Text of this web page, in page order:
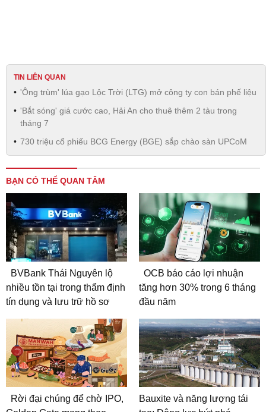
TIN LIÊN QUAN
'Ông trùm' lúa gạo Lộc Trời (LTG) mở công ty con bán phế liệu
'Bắt sóng' giá cước cao, Hải An cho thuê thêm 2 tàu trong
tháng 7
730 triệu cổ phiếu BCG Energy (BGE) sắp chào sàn UPCoM
BẠN CÓ THỂ QUAN TÂM
BVBank Thái Nguyên lộ
nhiều tồn tại trong thẩm định
tín dụng và lưu trữ hồ sơ
OCB báo cáo lợi nhuận
tăng hơn 30% trong 6 tháng
đầu năm
Rời đại chúng để chờ IPO,
Bauxite và năng lượng tái